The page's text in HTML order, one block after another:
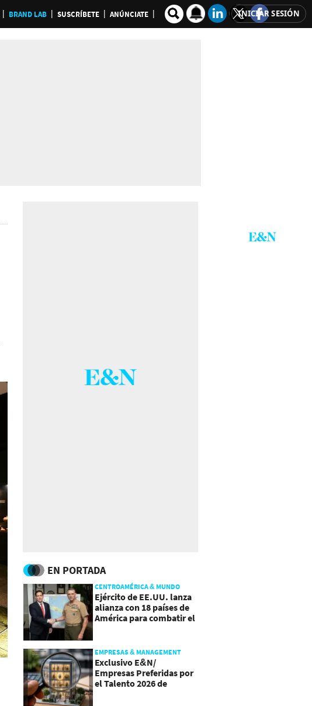
BRAND LAB SUSCRÍBETE ANÚNCIATE INICIAR SESIÓN
EN PORTADA
CENTROAMÉRICA & MUNDO
Ejército de EE.UU. lanza
alianza con 18 países de
América para combatir el
EMPRESAS & MANAGEMENT
Exclusivo E&N/
Empresas Preferidas por
el Talento 2026 de